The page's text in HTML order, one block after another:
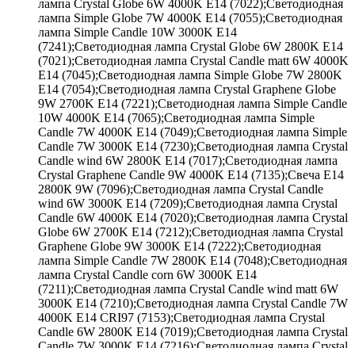
лампа Crystal Globe 6W 4000K E14 (7022);Светодиодная
лампа Simple Globe 7W 4000K E14 (7055);Светодиодная
лампа Simple Candle 10W 3000K E14
(7241);Светодиодная лампа Crystal Globe 6W 2800K E14
(7021);Светодиодная лампа Crystal Candle matt 6W 4000K
E14 (7045);Светодиодная лампа Simple Globe 7W 2800K
E14 (7054);Светодиодная лампа Crystal Graphene Globe
9W 2700K E14 (7221);Светодиодная лампа Simple Candle
10W 4000K E14 (7065);Светодиодная лампа Simple
Candle 7W 4000K E14 (7049);Светодиодная лампа Simple
Candle 7W 3000K E14 (7230);Светодиодная лампа Crystal
Candle wind 6W 2800K E14 (7017);Светодиодная лампа
Crystal Graphene Candle 9W 4000K E14 (7135);Свеча Е14
2800К 9W (7096);Светодиодная лампа Crystal Candle
wind 6W 3000K E14 (7209);Светодиодная лампа Crystal
Candle 6W 4000K E14 (7020);Светодиодная лампа Crystal
Globe 6W 2700K E14 (7212);Светодиодная лампа Crystal
Graphene Globe 9W 3000K E14 (7222);Светодиодная
лампа Simple Candle 7W 2800K E14 (7048);Светодиодная
лампа Crystal Candle corn 6W 3000K E14
(7211);Светодиодная лампа Crystal Candle wind matt 6W
3000K E14 (7210);Светодиодная лампа Crystal Candle 7W
4000K E14 CRI97 (7153);Светодиодная лампа Crystal
Candle 6W 2800K E14 (7019);Светодиодная лампа Crystal